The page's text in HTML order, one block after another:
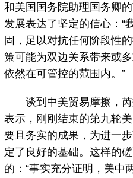
和美国国务院助理国务卿
发展表达了坚定的信心：“
固，足以对抗任何阶段性
策可能为双边关系带来或
依然在可管控的范围内。”
谈到中美贸易摩擦，芮
表示，刚刚结束的第九轮
要且务实的成果，为进一
定了良好的基础。这样的
的：“事实充分证明，美中